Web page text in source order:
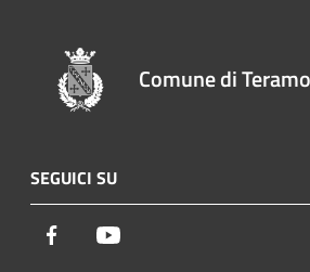
Comune di Teramo
SEGUICI SU
Facebook